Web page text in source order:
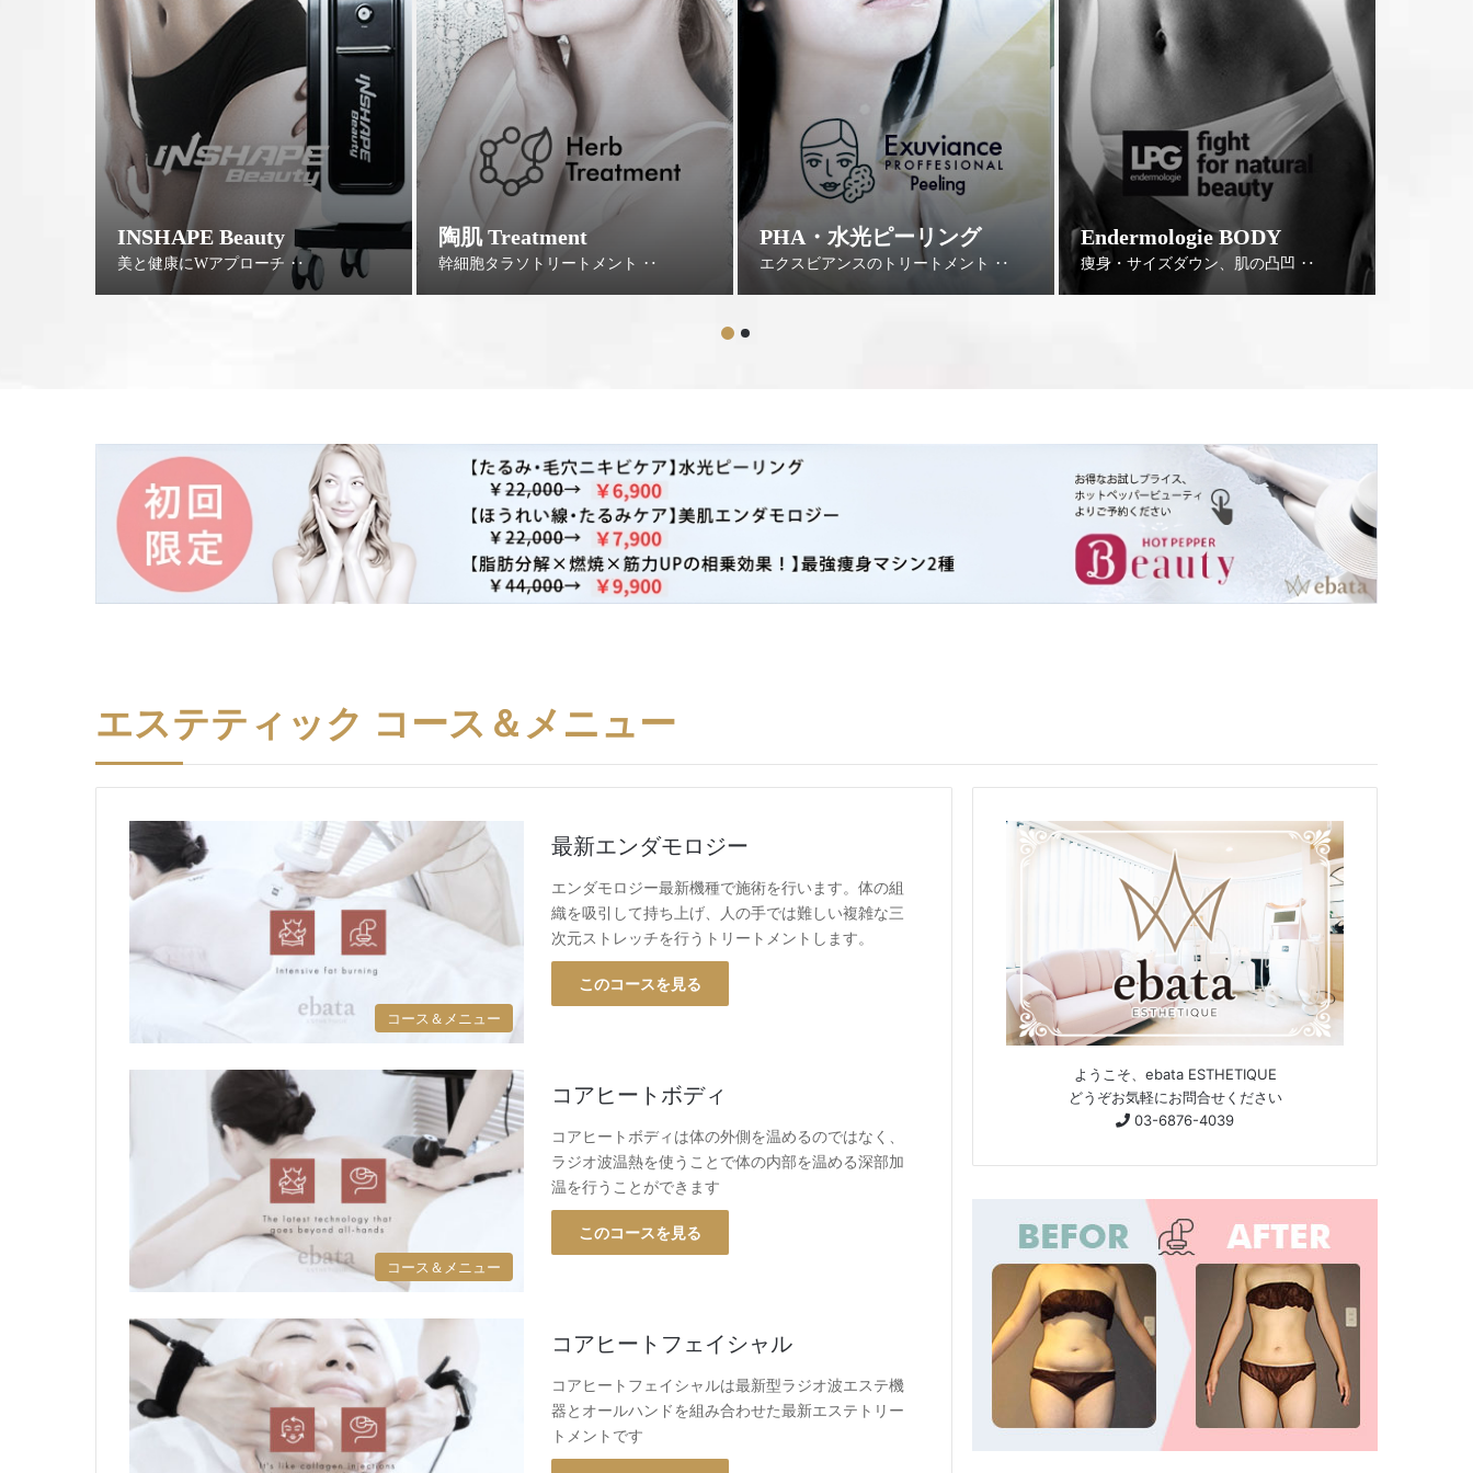
INSHAPE Beauty
美と健康にWアプローチ ‥
陶肌 Treatment
幹細胞タラソトリートメント ‥
PHA・水光ピーリング
エクスビアンスのトリートメント ‥
Endermologie BODY
痩身・サイズダウン、肌の凸凹 ‥
エステティック コース＆メニュー
コース＆メニュー
最新エンダモロジー
エンダモロジー最新機種で施術を行います。体の組
織を吸引して持ち上げ、人の手では難しい複雑な三
次元ストレッチを行うトリートメントします。
このコースを見る
コース＆メニュー
コアヒートボディ
コアヒートボディは体の外側を温めるのではなく、
ラジオ波温熱を使うことで体の内部を温める深部加
温を行うことができます
このコースを見る
コアヒートフェイシャル
コアヒートフェイシャルは最新型ラジオ波エステ機
器とオールハンドを組み合わせた最新エステトリー
トメントです
ようこそ、ebata ESTHETIQUE
どうぞお気軽にお問合せください
03-6876-4039